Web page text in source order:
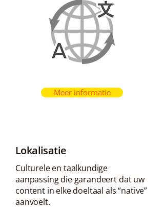
Meer informatie
Lokalisatie
Culturele en taalkundige
aanpassing die garandeert dat uw
content in elke doeltaal als “native”
aanvoelt.